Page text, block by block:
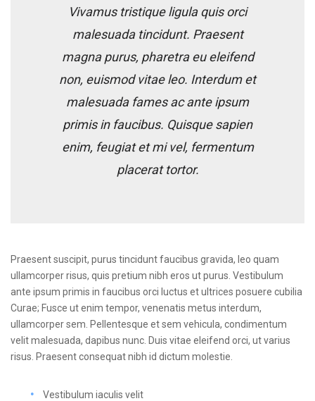
Vivamus tristique ligula quis orci
malesuada tincidunt. Praesent
magna purus, pharetra eu eleifend
non, euismod vitae leo. Interdum et
malesuada fames ac ante ipsum
primis in faucibus. Quisque sapien
enim, feugiat et mi vel, fermentum
placerat tortor.
Praesent suscipit, purus tincidunt faucibus gravida, leo quam
ullamcorper risus, quis pretium nibh eros ut purus. Vestibulum
ante ipsum primis in faucibus orci luctus et ultrices posuere cubilia
Curae; Fusce ut enim tempor, venenatis metus interdum,
ullamcorper sem. Pellentesque et sem vehicula, condimentum
velit malesuada, dapibus nunc. Duis vitae eleifend orci, ut varius
risus. Praesent consequat nibh id dictum molestie.
Vestibulum iaculis velit